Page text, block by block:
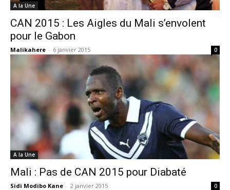
A la Une
CAN 2015 : Les Aigles du Mali s’envolent
pour le Gabon
Malikahere - 6 janvier 2015 0
A la Une
Mali : Pas de CAN 2015 pour Diabaté
Sidi Modibo Kane - 2 janvier 2015 0